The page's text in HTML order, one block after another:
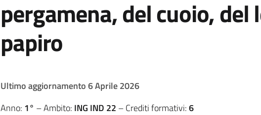
pergamena, del cuoio, del
papiro
Ultimo aggiornamento 6 Aprile 2026
Anno: 1° – Ambito: ING IND 22 – Crediti formativi:6